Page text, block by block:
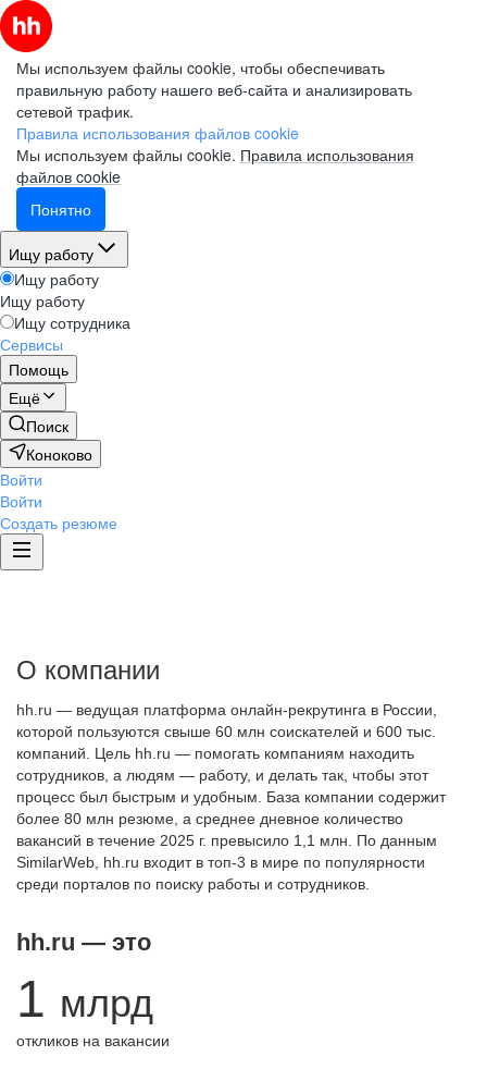
Мы используем файлы cookie, чтобы обеспечивать
правильную работу нашего веб-сайта и анализировать
сетевой трафик.
Правила использования файлов cookie
Мы используем файлы cookie. Правила использования
файлов cookie
Понятно
Ищу работу
Ищу работу
Ищу работу
Ищу сотрудника
Сервисы
Помощь
Ещё
Поиск
Коноково
Войти
Войти
Создать резюме
О компании
hh.ru — ведущая платформа онлайн-рекрутинга в России,
которой пользуются свыше 60 млн соискателей и 600 тыс.
компаний. Цель hh.ru — помогать компаниям находить
сотрудников, а людям — работу, и делать так, чтобы этот
процесс был быстрым и удобным. База компании содержит
более 80 млн резюме, а среднее дневное количество
вакансий в течение 2025 г. превысило 1,1 млн. По данным
SimilarWeb, hh.ru входит в топ-3 в мире по популярности
среди порталов по поиску работы и сотрудников.
hh.ru — это
1 млрд
откликов на вакансии